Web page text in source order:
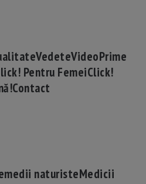
VedeteVideoPrime
Pentru FemeiClick!
Contact
naturisteMedicii